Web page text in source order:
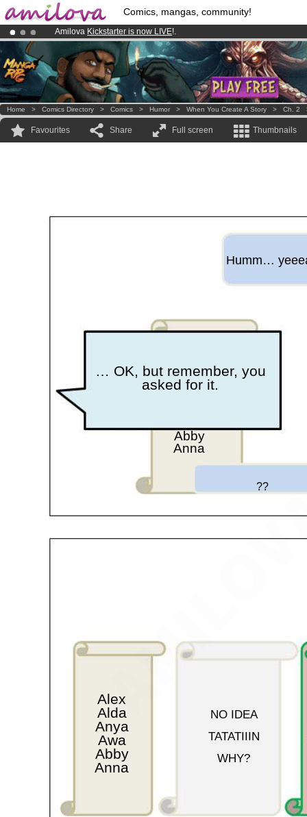
Comics, mangas, community!
Amilova Kickstarter is now LIVE!.
Premium membership from3.95 eurosper month !Get membership
Already 100000membersand 1000 comics & mangas!.
Home > Comics Directory > Comics > Humor > When You Create A Story > Ch. 2
Favourites Share Full screen Thumbnails
Humm…
… OK, but remember, you
asked for it.
??
Abby
Anna
Alex
Alda
Anya
Awa
Abby
Anna
NO IDEA
TATATIIIN
WHY?